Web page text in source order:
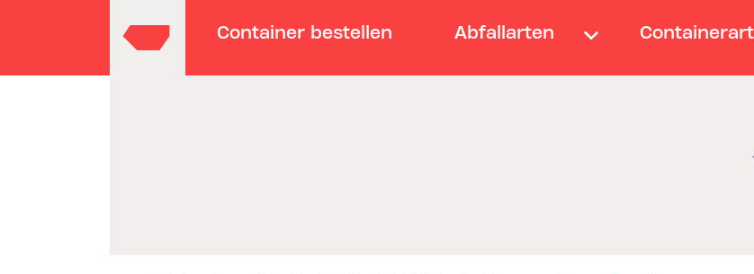
Container bestellen Abfallarten